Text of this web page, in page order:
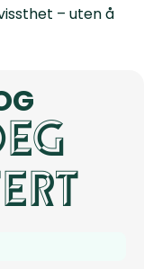
– uten å